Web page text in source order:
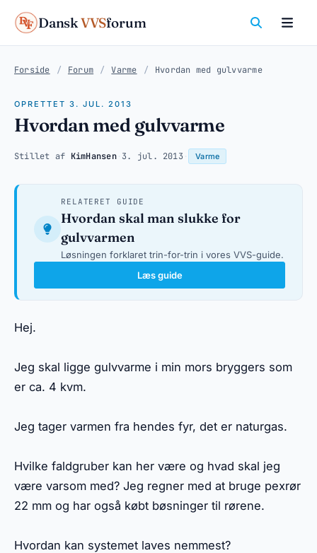
DanskVVSforum
Forside / Forum / Varme / Hvordan med gulvvarme
OPRETTET 3. JUL. 2013
Hvordan med gulvvarme
Stillet af KimHansen· 3. jul. 2013 Varme
RELATERET GUIDE
Hvordan skal man slukke for
gulvvarmen
Løsningen forklaret trin-for-trin i vores VVS-guide.
Læs guide
Hej.
Jeg skal ligge gulvvarme i min mors bryggers som
er ca. 4 kvm.
Jeg tager varmen fra hendes fyr, det er naturgas.
Hvilke faldgruber kan her være og hvad skal jeg
være varsom med? Jeg regner med at bruge pexrør
22 mm og har også købt bøsninger til rørene.
Hvordan kan systemet laves nemmest?